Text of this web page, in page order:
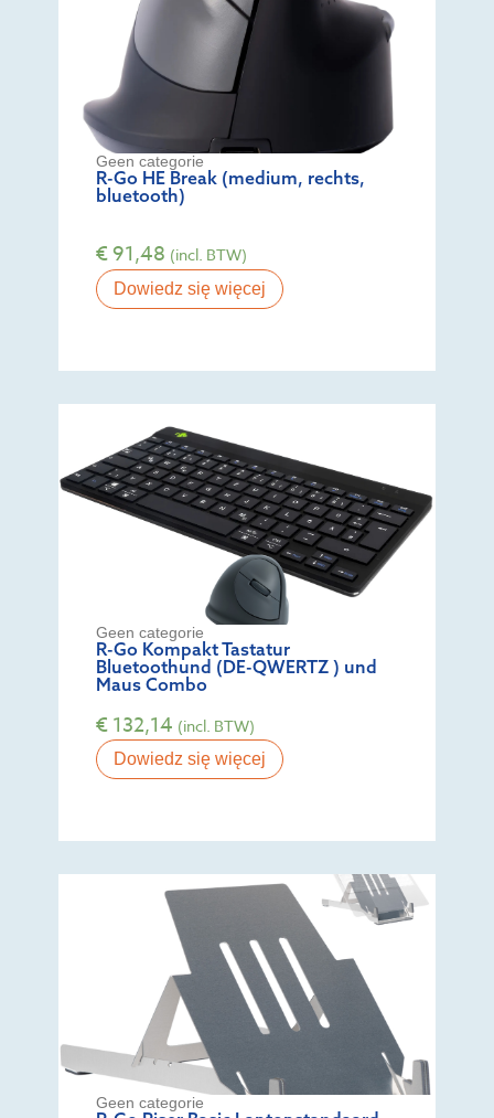
Geen categorie
R-Go HE Break (medium, rechts,
bluetooth)
€91,48 (incl. BTW)
Dowiedz się więcej
Geen categorie
R-Go Kompakt Tastatur
Bluetoothund (DE-QWERTZ ) und
Maus Combo
€132,14 (incl. BTW)
Dowiedz się więcej
Geen categorie